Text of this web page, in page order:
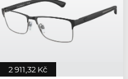
2 911,32 Kč